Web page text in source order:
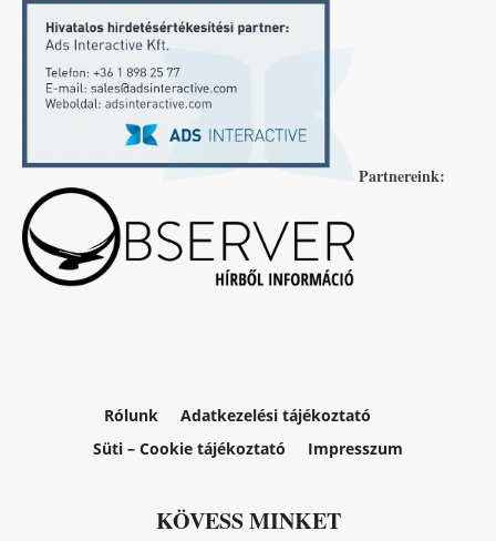
Partnereink:
Rólunk
Adatkezelési tájékoztató
Süti – Cookie tájékoztató
Impresszum
KÖVESS MINKET